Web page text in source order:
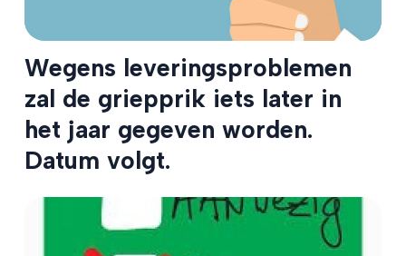
Wegens leveringsproblemen
zal de griepprik iets later in
het jaar gegeven worden.
Datum volgt.